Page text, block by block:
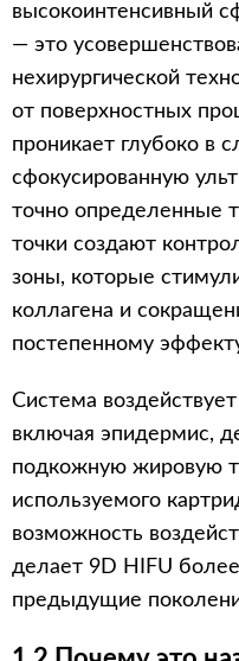
высокоинтенсивный
— это
нехирургической
от поверхностных
проникает глубоко в
сфокусированную
точно определенные
точки создают
зоны, которые
коллагена и
постепенному
Система
включая эпидермис,
подкожную жировую
используемого
возможность
делает 9D HIFU
предыдущие